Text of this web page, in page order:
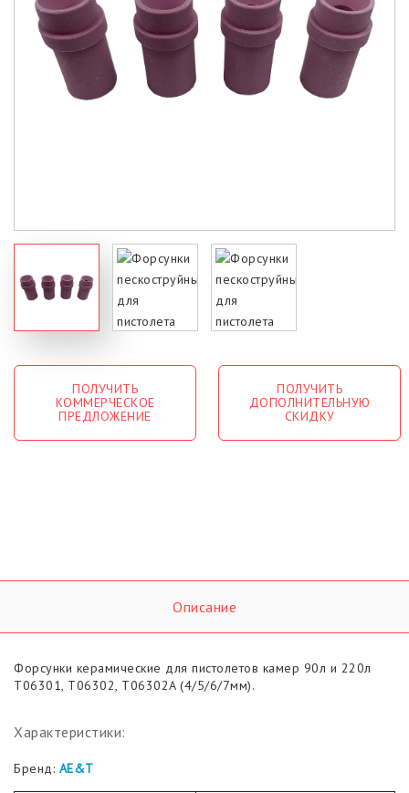
ПОЛУЧИТЬ
КОММЕРЧЕСКОЕ
ПРЕДЛОЖЕНИЕ
ПОЛУЧИТЬ
ДОПОЛНИТЕЛЬНУЮ
СКИДКУ
Описание
Форсунки керамические для пистолетов камер 90л и 220л
T06301, T06302, T06302A (4/5/6/7мм).
Характеристики:
Бренд: AE&T